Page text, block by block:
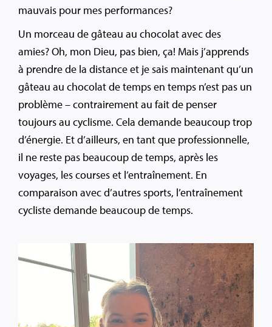
mauvais pour mes performances?
Un morceau de gâteau au chocolat avec des
amies? Oh, mon Dieu, pas bien, ça! Mais j’apprends
à prendre de la distance et je sais maintenant qu’un
gâteau au chocolat de temps en temps n’est pas un
problème – contrairement au fait de penser
toujours au cyclisme. Cela demande beaucoup trop
d’énergie. Et d’ailleurs, en tant que professionnelle,
il ne reste pas beaucoup de temps, après les
voyages, les courses et l’entraînement. En
comparaison avec d’autres sports, l’entraînement
cycliste demande beaucoup de temps.